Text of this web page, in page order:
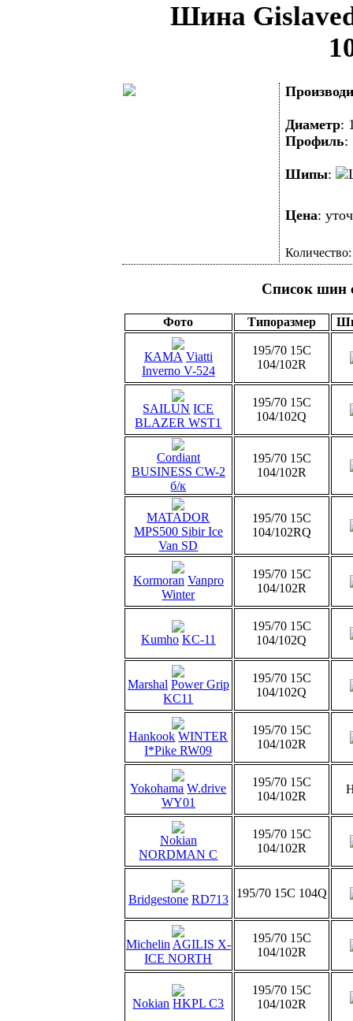
Шина
Диаметр:
Профиль
Шипы:
Цена:
Список шин
Фото Типоразмер
КАМА Viatti
Inverno V-524
195/70 15C
104/102R
SAILUN ICE
BLAZER WST1
195/70 15C
104/102Q
Cordiant
BUSINESS CW-2
б/к
195/70 15C
104/102R
MATADOR
MPS500 Sibir Ice
Van SD
195/70 15C
104/102RQ
Kormoran Vanpro
Winter
195/70 15C
104/102R
Kumho KC-11
195/70 15C
104/102Q
Marshal Power Grip
KC11
195/70 15C
104/102Q
Hankook WINTER
I*Pike RW09
195/70 15C
104/102R
Yokohama W.drive
WY01
195/70 15C
104/102R
Nokian
NORDMAN C
195/70 15C
104/102R
Bridgestone RD713 195/70 15C 104Q
Michelin AGILIS X-
ICE NORTH
195/70 15C
104/102R
Nokian HKPL C3
195/70 15C
104/102R